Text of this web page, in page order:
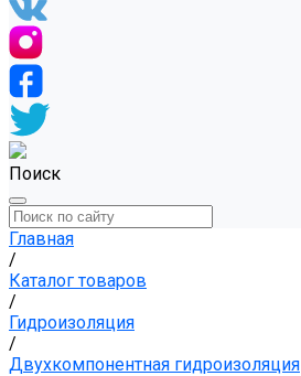
Поиск
Главная
/
Каталог товаров
/
Гидроизоляция
/
Двухкомпонентная гидроизоляция